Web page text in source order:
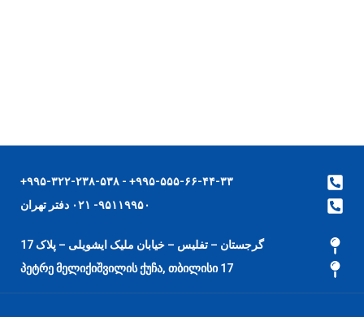
۹۹۵-۵۵۵-۶۶-۴۴-۳۳+ - ۹۹۵-۳۲۲-۲۳۸-۵۳۸+
۹۵۱۱۹۹۵۰- ۰۲۱ دفتر تهران
گرجستان – تفلیس – خیابان ملیک ایشویلی – پلاک 17
17 პეტრე მელიქიშვილის ქუჩა, თბილისი